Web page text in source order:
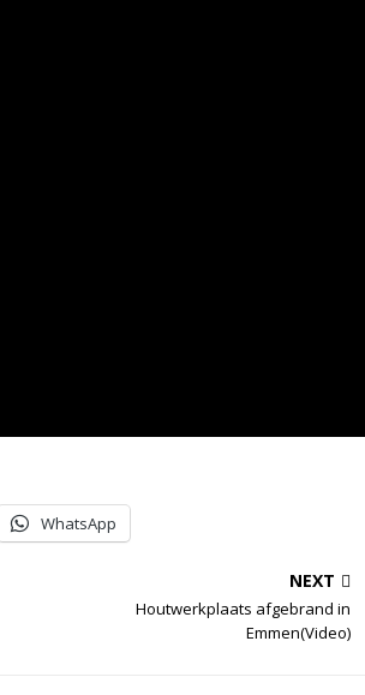
WhatsApp
NEXT
Houtwerkplaats afgebrand in
Emmen(Video)